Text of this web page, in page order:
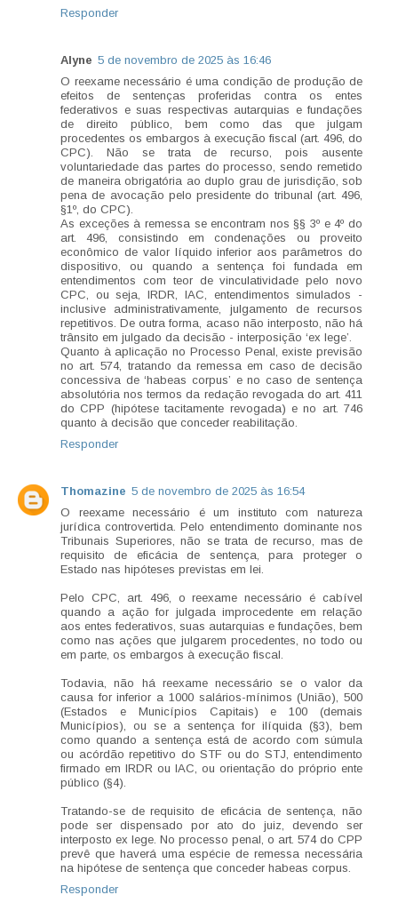
Responder
Alyne 5 de novembro de 2025 às 16:46
O reexame necessário é uma condição de produção de
efeitos de sentenças proferidas contra os entes
federativos e suas respectivas autarquias e fundações
de direito público, bem como das que julgam
procedentes os embargos à execução fiscal (art. 496, do
CPC). Não se trata de recurso, pois ausente
voluntariedade das partes do processo, sendo remetido
de maneira obrigatória ao duplo grau de jurisdição, sob
pena de avocação pelo presidente do tribunal (art. 496,
§1º, do CPC).
As exceções à remessa se encontram nos §§ 3º e 4º do
art. 496, consistindo em condenações ou proveito
econômico de valor líquido inferior aos parâmetros do
dispositivo, ou quando a sentença foi fundada em
entendimentos com teor de vinculatividade pelo novo
CPC, ou seja, IRDR, IAC, entendimentos simulados -
inclusive administrativamente, julgamento de recursos
repetitivos. De outra forma, acaso não interposto, não há
trânsito em julgado da decisão - interposição ‘ex lege’.
Quanto à aplicação no Processo Penal, existe previsão
no art. 574, tratando da remessa em caso de decisão
concessiva de ‘habeas corpus’ e no caso de sentença
absolutória nos termos da redação revogada do art. 411
do CPP (hipótese tacitamente revogada) e no art. 746
quanto à decisão que conceder reabilitação.
Responder
Thomazine 5 de novembro de 2025 às 16:54
O reexame necessário é um instituto com natureza
jurídica controvertida. Pelo entendimento dominante nos
Tribunais Superiores, não se trata de recurso, mas de
requisito de eficácia de sentença, para proteger o
Estado nas hipóteses previstas em lei.
Pelo CPC, art. 496, o reexame necessário é cabível
quando a ação for julgada improcedente em relação
aos entes federativos, suas autarquias e fundações, bem
como nas ações que julgarem procedentes, no todo ou
em parte, os embargos à execução fiscal.
Todavia, não há reexame necessário se o valor da
causa for inferior a 1000 salários-mínimos (União), 500
(Estados e Municípios Capitais) e 100 (demais
Municípios), ou se a sentença for ilíquida (§3), bem
como quando a sentença está de acordo com súmula
ou acórdão repetitivo do STF ou do STJ, entendimento
firmado em IRDR ou IAC, ou orientação do próprio ente
público (§4).
Tratando-se de requisito de eficácia de sentença, não
pode ser dispensado por ato do juiz, devendo ser
interposto ex lege. No processo penal, o art. 574 do CPP
prevê que haverá uma espécie de remessa necessária
na hipótese de sentença que conceder habeas corpus.
Responder